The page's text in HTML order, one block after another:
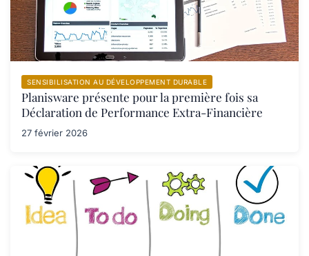
SENSIBILISATION AU DÉVELOPPEMENT DURABLE
Planisware présente pour la première fois sa
Déclaration de Performance Extra-Financière
27 février 2026